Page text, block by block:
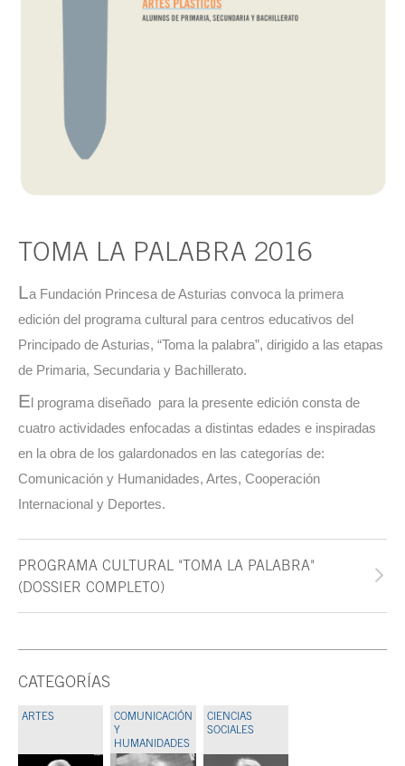
TOMA LA PALABRA 2016
La Fundación Princesa de Asturias convoca la primera
edición del programa cultural para centros educativos del
Principado de Asturias, “Toma la palabra”, dirigido a las etapas
de Primaria, Secundaria y Bachillerato.
El programa diseñado para la presente edición consta de
cuatro actividades enfocadas a distintas edades e inspiradas
en la obra de los galardonados en las categorías de:
Comunicación y Humanidades, Artes, Cooperación
Internacional y Deportes.
PROGRAMA CULTURAL "TOMA LA PALABRA"
(DOSSIER COMPLETO)
CATEGORÍAS
ARTES
COMUNICACIÓN
Y
HUMANIDADES
CIENCIAS
SOCIALES